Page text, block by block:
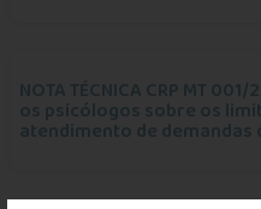
NOTA TÉCNICA CRP MT
os psicólogos sobre os
atendimento de